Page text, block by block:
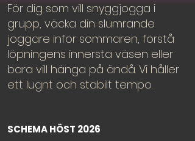
För dig som vill snyggjogga i
grupp, väcka din slumrande
joggare inför sommaren, förstå
löpningens innersta väsen eller
bara vill hänga på ändå. Vi håller
ett lugnt och stabilt tempo.
SCHEMA HÖST 2026